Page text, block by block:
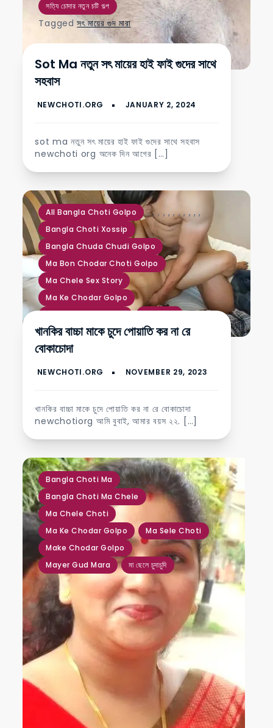
সত্যি চোদার নতুন চটি গল্প
Taggedসৎ মায়ের গুদ মারা
Sot Ma নতুন সৎ মায়ের হাই ফাই গুদের সাথে
সহবাস
sot ma নতুন সৎ মায়ের হাই ফাই গুদের সাথে সহবাস
newchoti org অনেক দিন আগের […]
All Bangla Choti Golpo ,
Bangla Choti Xossip
,
Bangla Chuda Chudi Golpo
,
Ma Bon Chodar Choti Golpo
,
Ma Chele Sex Story
,
Ma Ke Chodar Golpo
,,,
টাইট গুদ চুদার গল্প
,
মা চোদার গরম চটি গল্প
,
মা ছেলে চুদার গল্প
,
খানকির বাচ্চা মাকে চুদে পোয়াতি কর না রে
বোকাচোদা
খানকির বাচ্চা মাকে চুদে পোয়াতি কর না রে বোকাচোদা
newchotiorg আমি বুবাই, আমার বয়স ২২. […]
Bangla Choti Ma ,
Bangla Choti Ma Chele
,
Ma Chele Choti
,
Ma Ke Chodar Golpo
,
Ma Sele Choti
,
Make Chodar Golpo
,
Mayer Gud Mara
,
মা ছেলে চুদাচুদি